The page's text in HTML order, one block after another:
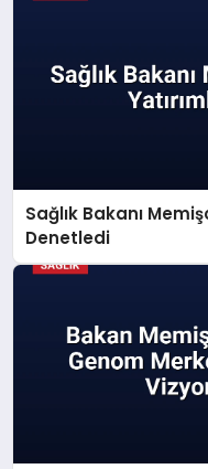
Sağlık Bakanı
Denetledi